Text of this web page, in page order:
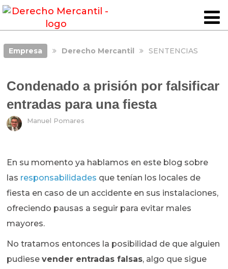
Empresa Derecho Mercantil SENTENCIAS
Condenado a prisión por falsificar
entradas para una fiesta
Manuel Pomares
En su momento ya hablamos en este blog sobre
las responsabilidades que tenían los locales de
fiesta en caso de un accidente en sus instalaciones,
ofreciendo pausas a seguir para evitar males
mayores.
No tratamos entonces la posibilidad de que alguien
pudiesevender entradas falsas, algo que sigue